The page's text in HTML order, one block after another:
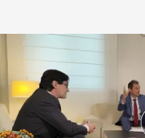
Salvador Illa y Pedro Duque, en
cuatro.com
01 DIC 2020 - 00:41h.
Ver el programa